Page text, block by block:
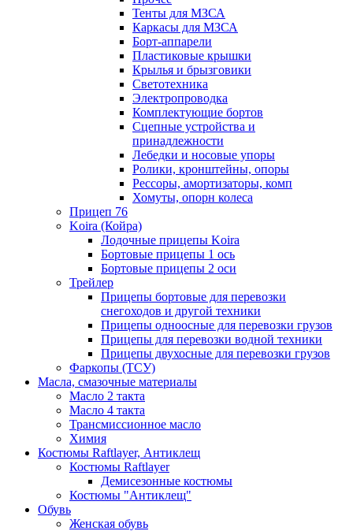
Тенты для МЗСА
Каркасы для МЗСА
Борт-аппарели
Пластиковые крышки
Крылья и брызговики
Светотехника
Электропроводка
Комплектующие бортов
Сцепные устройства и
принадлежности
Лебедки и носовые упоры
Ролики, кронштейны, опоры
Рессоры, амортизаторы, комп
Хомуты, опорн колеса
Прицеп 76
Koira (Койра)
Лодочные прицепы Koira
Бортовые прицепы 1 ось
Бортовые прицепы 2 оси
Трейлер
Прицепы бортовые для перевозки
снегоходов и другой техники
Прицепы одноосные для перевозки грузов
Прицепы для перевозки водной техники
Прицепы двухосные для перевозки грузов
Фаркопы (ТСУ)
Масла, смазочные материалы
Масло 2 такта
Масло 4 такта
Трансмиссионное масло
Химия
Костюмы Raftlayer, Антиклещ
Костюмы Raftlayer
Демисезонные костюмы
Костюмы "Антиклещ"
Обувь
Женская обувь